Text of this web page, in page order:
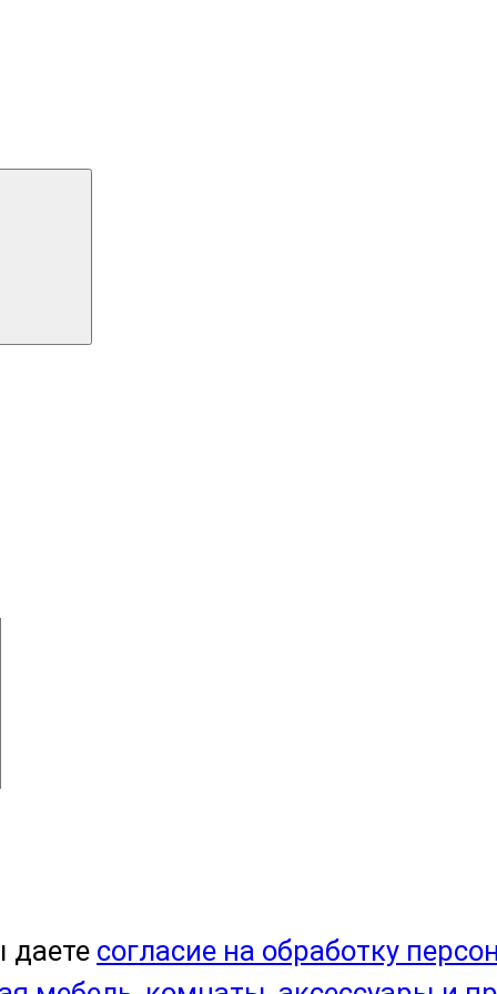
даете согласие на обработку